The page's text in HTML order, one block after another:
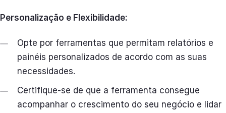
Personalização e Flexibilidade:
Opte por ferramentas que permitam relatórios e
painéis personalizados de acordo com as suas
necessidades.
Certifique-se de que a ferramenta consegue
acompanhar o crescimento do seu negócio e lidar